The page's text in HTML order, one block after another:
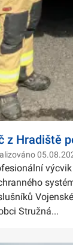
z Hradiště
Stružná...